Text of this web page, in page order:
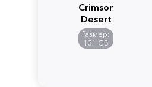
Crimson
Desert
Размер:
131 GB